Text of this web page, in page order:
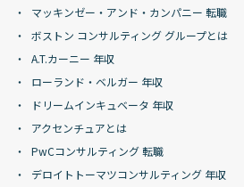
マッキンゼー・アンド・カンパニー 転職
ボストン コンサルティング グループとは
A.T.カーニー 年収
ローランド・ベルガー 年収
ドリームインキュベータ 年収
アクセンチュアとは
PwCコンサルティング 転職
デロイトトーマツコンサルティング 年収